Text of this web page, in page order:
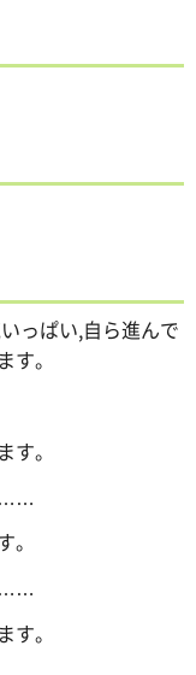
っぱい,自ら進んで
。
。
……
……
。